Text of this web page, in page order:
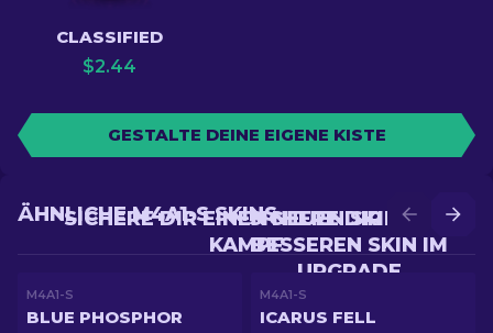
CLASSIFIED
$2.44
GESTALTE DEINE EIGENE KISTE
SICHERE DIR EINEN
BESSEREN SKIN IM
UPGRADE
SICHERE DIR EINEN NEUEN SKIN IM
KAMPF
ÄHNLICHE M4A1-S SKINS
M4A1-S
BLUE PHOSPHOR
M4A1-S
ICARUS FELL